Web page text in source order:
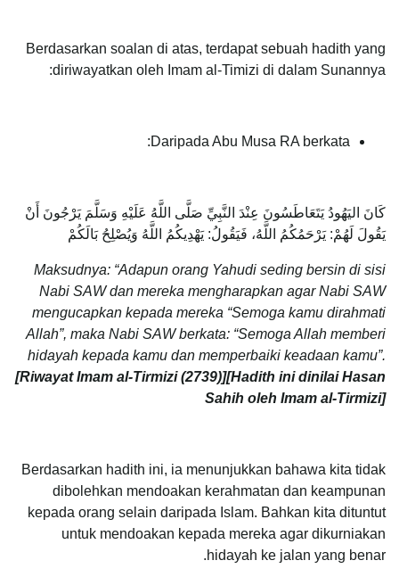
Berdasarkan soalan di atas, terdapat sebuah hadith yang
diriwayatkan oleh Imam al-Timizi di dalam Sunannya:
Daripada Abu Musa RA berkata:
كَانَ اليَهُودُ يَتَعَاطَسُونَ عِنْدَ النَّبِيِّ صَلَّى اللَّهُ عَلَيْهِ وَسَلَّمَ يَرْجُونَ أَنْ
يَقُولَ لَهُمْ: يَرْحَمُكُمُ اللَّهُ، فَيَقُولُ: يَهْدِيكُمُ اللَّهُ وَيُصْلِحُ بَالَكُمْ
Maksudnya: “Adapun orang Yahudi seding bersin di sisi
Nabi SAW dan mereka mengharapkan agar Nabi SAW
mengucapkan kepada mereka “Semoga kamu dirahmati
Allah”, maka Nabi SAW berkata: “Semoga Allah memberi
hidayah kepada kamu dan memperbaiki keadaan kamu”.
[Riwayat Imam al-Tirmizi (2739)][Hadith ini dinilai Hasan
Sahih oleh Imam al-Tirmizi]
Berdasarkan hadith ini, ia menunjukkan bahawa kita tidak
dibolehkan mendoakan kerahmatan dan keampunan
kepada orang selain daripada Islam. Bahkan kita dituntut
untuk mendoakan kepada mereka agar dikurniakan
hidayah ke jalan yang benar.